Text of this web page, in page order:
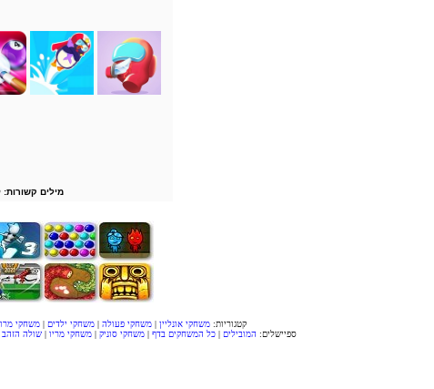
מילים קשורות:
קטגוריות: משחקי אונליין | משחקי פעולה | משחקי ילדים | משחקי
ספיישלים: המובילים | כל המשחקים בדף | משחקי סוניק | משחקי מריו | שולה הזהב